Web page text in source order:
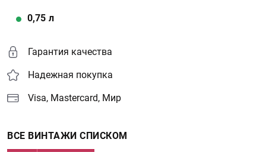
0,75 л
Гарантия качества
Надежная покупка
Visa, Mastercard, Мир
ВСЕ ВИНТАЖИ СПИСКОМ